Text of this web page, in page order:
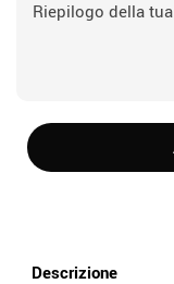
Riepilogo della
Descrizione